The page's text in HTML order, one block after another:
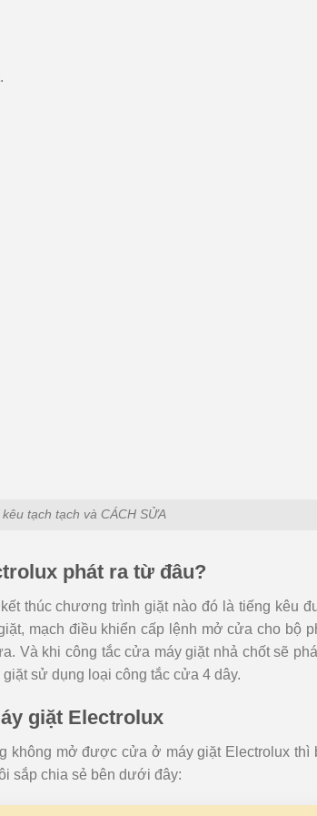
.
tạch tạch và CÁCH SỬA
phát ra từ đâu?
thúc chương trình giặt nào đó là tiếng kêu
mạch điều khiển cấp lệnh mở cửa cho bộ
Và khi công tắc cửa máy giặt nhả chốt sẽ
sử dụng loại công tắc cửa 4 dây.
giặt Electrolux
không mở được cửa ở máy giặt Electrolux thì
sắp chia sẻ bên dưới đây: